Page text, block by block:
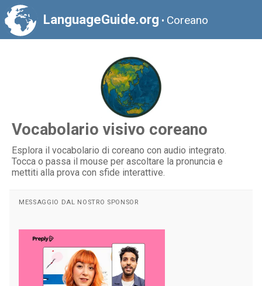
LanguageGuide.org • Coreano
Vocabolario visivo coreano
Esplora il vocabolario di coreano con audio integrato.
Tocca o passa il mouse per ascoltare la pronuncia e
mettiti alla prova con sfide interattive.
MESSAGGIO DAL NOSTRO SPONSOR